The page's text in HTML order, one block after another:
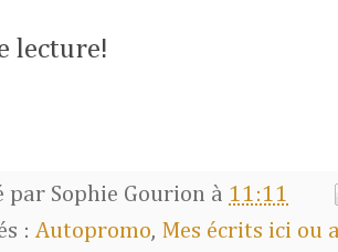
lecture!
par Sophie Gourion à 11:11
: Autopromo, Mes écrits ici ou